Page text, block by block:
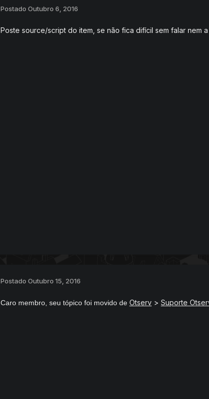
Postado Outubro 6, 2016
Poste source/script do item, se não fica difícil sem falar nem
Postado Outubro 15, 2016
Caro membro, seu tópico foi movido de Otserv > Suporte